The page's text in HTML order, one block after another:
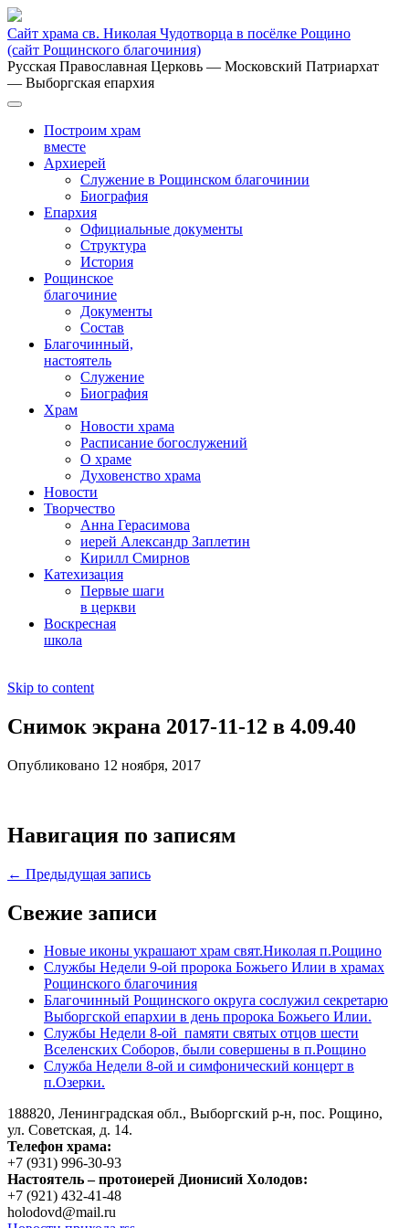
Сайт храма св. Николая Чудотворца в посёлке Рощино
(сайт Рощинского благочиния)
Русская Православная Церковь — Московский Патриархат
— Выборгская епархия
Построим храм
вместе
Архиерей
Служение в Рощинском благочинии
Биография
Епархия
Официальные документы
Структура
История
Рощинское
благочиние
Документы
Состав
Благочинный,
настоятель
Служение
Биография
Храм
Новости храма
Расписание богослужений
О храме
Духовенство храма
Новости
Творчество
Анна Герасимова
иерей Александр Заплетин
Кирилл Смирнов
Катехизация
Первые шаги
в церкви
Воскресная
школа
Skip to content
Снимок экрана 2017-11-12 в 4.09.40
Опубликовано 12 ноября, 2017
Навигация по записям
← Предыдущая запись
Свежие записи
Новые иконы украшают храм свят.Николая п.Рощино
Службы Недели 9-ой пророка Божьего Илии в храмах
Рощинского благочиния
Благочинный Рощинского округа сослужил секретарю
Выборгской епархии в день пророка Божьего Илии.
Службы Недели 8-ой памяти святых отцов шести
Вселенских Соборов, были совершены в п.Рощино
Служба Недели 8-ой и симфонический концерт в
п.Озерки.
188820, Ленинградская обл., Выборгский р-н, пос. Рощино,
ул. Советская, д. 14.
Телефон храма:
+7 (931) 996-30-93
Настоятель – протоиерей Дионисий Холодов:
+7 (921) 432-41-48
holodovd@mail.ru